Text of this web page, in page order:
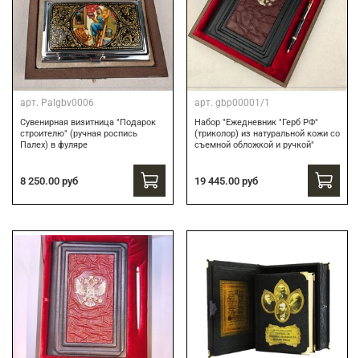
арт. Palgbv0006
Сувенирная визитница "Подарок
строителю" (ручная роспись
Палех) в фуляре
8 250.00 руб
арт. gbp00001/1
Набор "Ежедневник "Герб РФ"
(триколор) из натуральной кожи со
съемной обложкой и ручкой"
19 445.00 руб